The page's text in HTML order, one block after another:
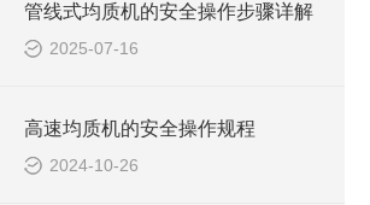
管线式均质机的安全操作步骤详解
2025-07-16
高速均质机的安全操作规程
2024-10-26